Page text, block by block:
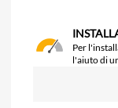
Per
l'aiuto di